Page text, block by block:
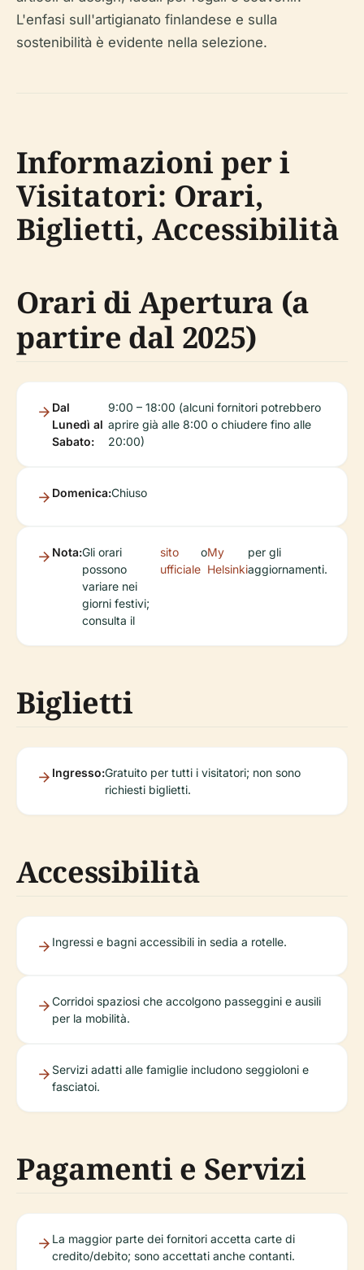
L'enfasi sull'artigianato finlandese e sulla
sostenibilità è evidente nella selezione.
Informazioni per i
Visitatori: Orari,
Biglietti, Accessibilità
Orari di Apertura (a
partire dal 2025)
Dal
Lunedì al
Sabato:
9:00 – 18:00 (alcuni fornitori potrebbero
aprire già alle 8:00 o chiudere fino alle
20:00)
Domenica:Chiuso
Nota:Gli orari
possono
variare nei
giorni festivi;
consulta il
sito
ufficiale
oMy
Helsinki
per gli
aggiornamenti.
Biglietti
Ingresso:Gratuito per tutti i visitatori; non sono
richiesti biglietti.
Accessibilità
Ingressi e bagni accessibili in sedia a rotelle.
Corridoi spaziosi che accolgono passeggini e ausili
per la mobilità.
Servizi adatti alle famiglie includono seggioloni e
fasciatoi.
Pagamenti e Servizi
La maggior parte dei fornitori accetta carte di
credito/debito; sono accettati anche contanti.